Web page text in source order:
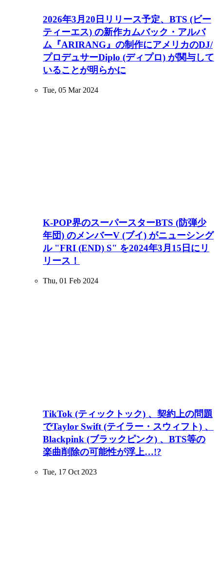
2026年3月20日リリース予定、BTS (ビー
ティーエス) の新作カムバック・アルバ
ム『ARIRANG』の制作にアメリカのDJ/
プロデュサーDiplo (ディプロ) が関与して
いることが明らかに
Tue, 05 Mar 2024
K-POP界のスーパースターBTS (防弾少
年団) のメンバーV (ブイ) がニューシング
ル "FRI (END) S" を2024年3月15日にリ
リース！
Thu, 01 Feb 2024
TikTok (ティックトック) 、契約上の問題
でTaylor Swift (テイラー・スウィフト) 、
Blackpink (ブラックピンク) 、BTS等の
楽曲削除の可能性が浮上…!?
Tue, 17 Oct 2023